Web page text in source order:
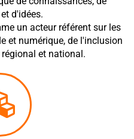
d'idées.
un acteur référent sur les
et numérique, de l'inclusion
et national.